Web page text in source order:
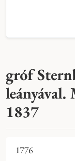
gróf
leányával.
1837
1776